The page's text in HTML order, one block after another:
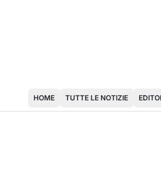
HOME TUTTE LE NOTIZIE